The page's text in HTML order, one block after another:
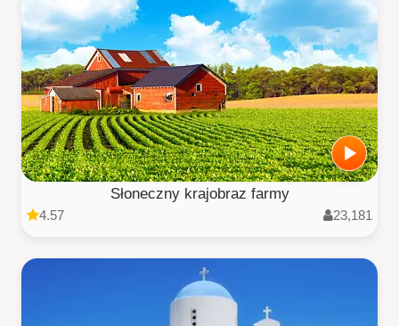
Słoneczny krajobraz farmy
4.57 23,181